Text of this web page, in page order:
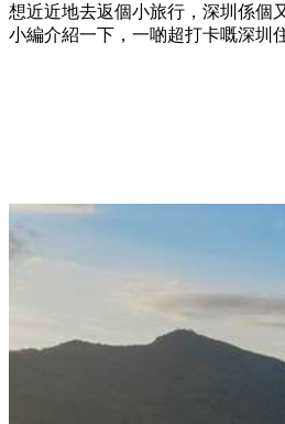
想近近地去返個小旅行，深圳係個
小編介紹一下，一啲超打卡嘅深圳